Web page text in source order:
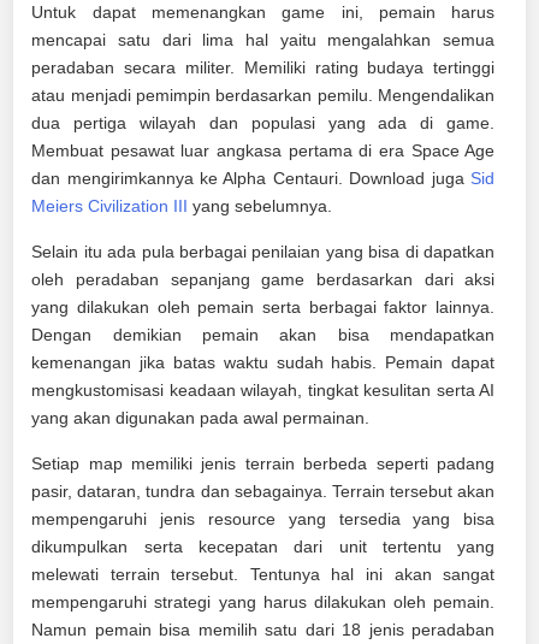
Untuk dapat memenangkan game ini, pemain harus
mencapai satu dari lima hal yaitu mengalahkan semua
peradaban secara militer. Memiliki rating budaya tertinggi
atau menjadi pemimpin berdasarkan pemilu. Mengendalikan
dua pertiga wilayah dan populasi yang ada di game.
Membuat pesawat luar angkasa pertama di era Space Age
dan mengirimkannya ke Alpha Centauri. Download juga Sid
Meiers Civilization III yang sebelumnya.
Selain itu ada pula berbagai penilaian yang bisa di dapatkan
oleh peradaban sepanjang game berdasarkan dari aksi
yang dilakukan oleh pemain serta berbagai faktor lainnya.
Dengan demikian pemain akan bisa mendapatkan
kemenangan jika batas waktu sudah habis. Pemain dapat
mengkustomisasi keadaan wilayah, tingkat kesulitan serta AI
yang akan digunakan pada awal permainan.
Setiap map memiliki jenis terrain berbeda seperti padang
pasir, dataran, tundra dan sebagainya. Terrain tersebut akan
mempengaruhi jenis resource yang tersedia yang bisa
dikumpulkan serta kecepatan dari unit tertentu yang
melewati terrain tersebut. Tentunya hal ini akan sangat
mempengaruhi strategi yang harus dilakukan oleh pemain.
Namun pemain bisa memilih satu dari 18 jenis peradaban